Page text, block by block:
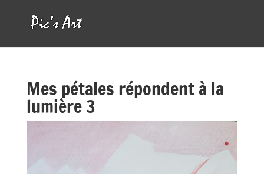
Mes pétales répondent à la
lumière 3